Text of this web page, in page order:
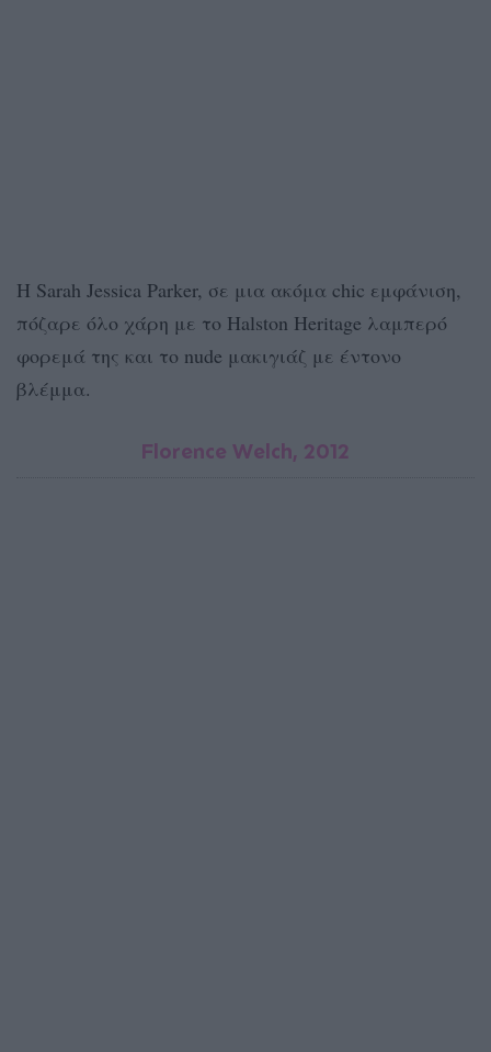
Η Sarah Jessica Parker, σε μια ακόμα chic εμφάνιση,
πόζαρε όλο χάρη με το Halston Heritage λαμπερό
φορεμά της και το nude μακιγιάζ με έντονο
βλέμμα.
Florence Welch, 2012